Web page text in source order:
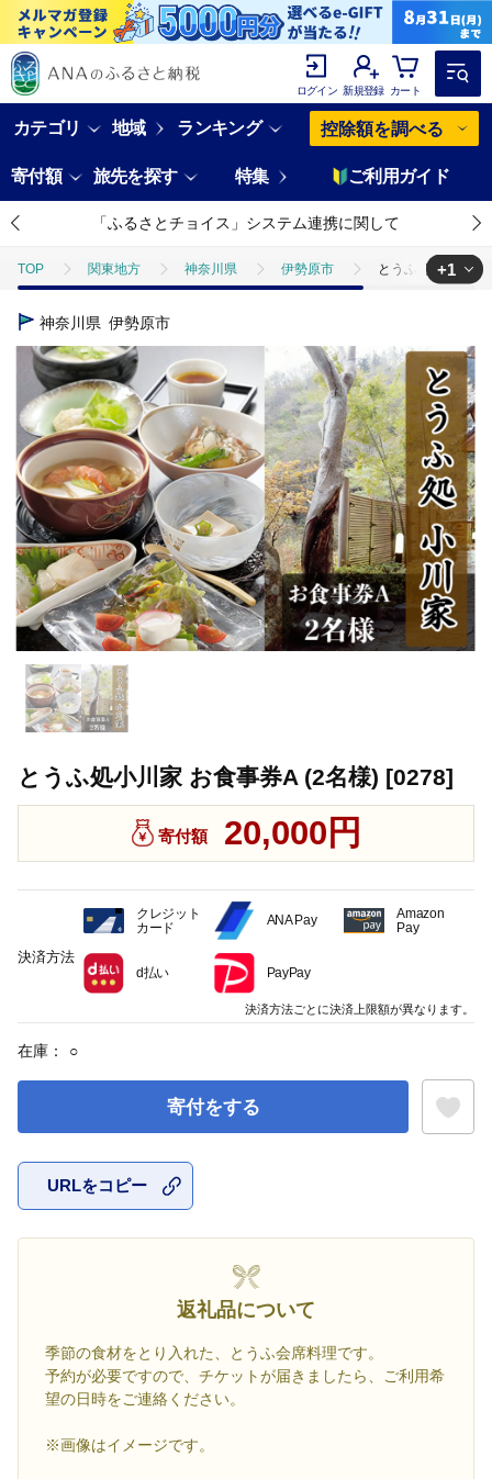
ログイン 新規登録 カート
カテゴリ 地域 ランキング 控除額を調べる
寄付額 旅先を探す 特集 ご利用ガイド
「ふるさとチョイス」システム連携に関して
TOP 関東地方 神奈川県 伊勢原市 とうふ処小川家
TOP
+1
神奈川県 伊勢原市
とうふ処小川家 お食事券A (2名様) [0278]
寄付額 20,000円
在庫： ○
寄付をする
URLをコピー
返礼品について
季節の食材をとり入れた、とうふ会席料理です。
予約が必要ですので、チケットが届きましたら、ご利用希
望の日時をご連絡ください。
※画像はイメージです。
決済方法
クレジット
カード
ANA Pay
Amazon
Pay
d払い PayPay
決済方法ごとに決済上限額が異なります。